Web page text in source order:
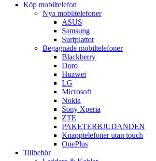
Köp mobiltelefon
Nya mobiltelefoner
ASUS
Samsung
Surfplattor
Begagnade mobiltelefoner
Blackberry
Doro
Huawei
LG
Microsoft
Nokia
Sony Xperia
ZTE
PAKETERBJUDANDEN
Knapptelefoner utan touch
OnePlus
Tillbehör